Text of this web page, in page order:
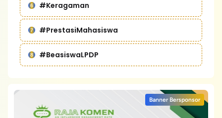
#Keragaman
#PrestasiMahasiswa
#BeasiswaLPDP
Banner Bersponsor